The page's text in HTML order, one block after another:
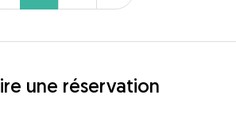
une réservation